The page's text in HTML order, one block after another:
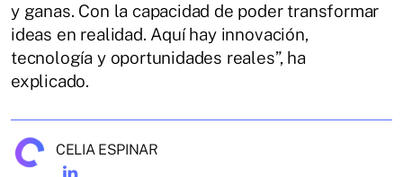
y ganas. Con la capacidad de poder transformar
ideas en realidad. Aquí hay innovación,
tecnología y oportunidades reales”, ha
explicado.
CELIA ESPINAR